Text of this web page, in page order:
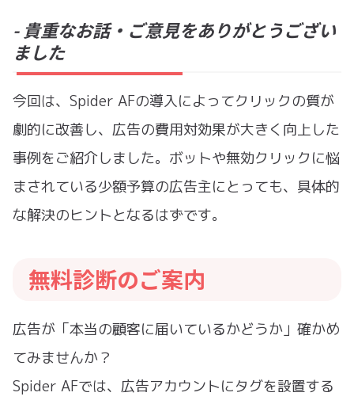
- 貴重なお話・ご意見をありがとうござい
ました
今回は、Spider AFの導入によってクリックの質が
劇的に改善し、広告の費用対効果が大きく向上した
事例をご紹介しました。ボットや無効クリックに悩
まされている少額予算の広告主にとっても、具体的
な解決のヒントとなるはずです。
無料診断のご案内
広告が「本当の顧客に届いているかどうか」確かめ
てみませんか？
Spider AFでは、広告アカウントにタグを設置する